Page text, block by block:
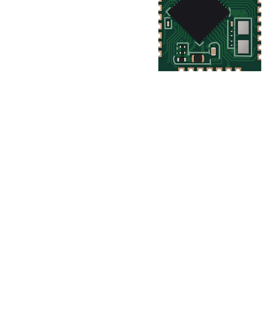
6 月
Lontium
MIPI/LVDS/
Converter/
选型表
MIPI/
PHY